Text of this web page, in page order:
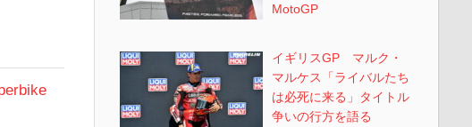
MotoGP
イギリスGP マルク・
マルケス「ライバルたち
は必死に来る」タイトル
争いの行方を語る